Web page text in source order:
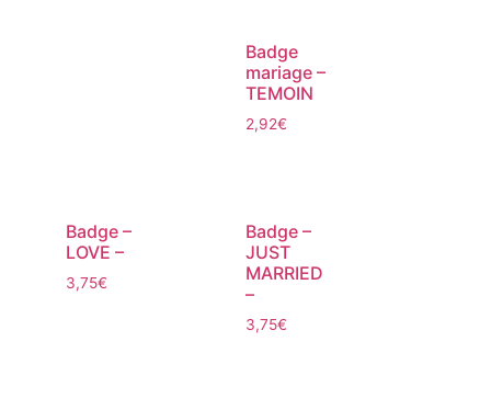
Badge
mariage –
TEMOIN
2,92€
Badge –
LOVE –
3,75€
Badge –
JUST
MARRIED
–
3,75€